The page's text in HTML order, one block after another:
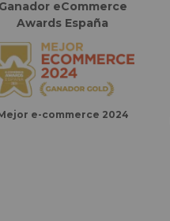
Ganador eCommerce
Awards España
e-commerce 2024